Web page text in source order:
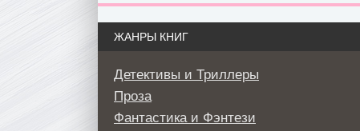
ЖАНРЫ КНИГ
Детективы и Триллеры
Проза
Фантастика и Фэнтези